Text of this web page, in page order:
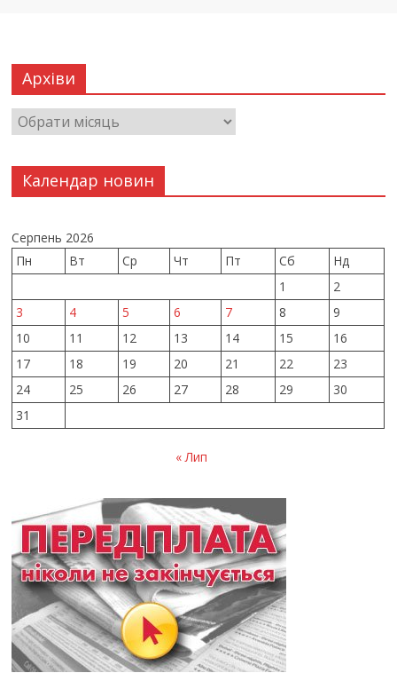
Архіви
Календар новин
Серпень 2026
Пн
Вт Ср Чт Пт Сб
Нд
1
2
3
4 5 6 7 8
9
10
11 12 13 14 15
16
17
18 19 20 21 22
23
24
25 26 27 28 29
30
31
« Лип